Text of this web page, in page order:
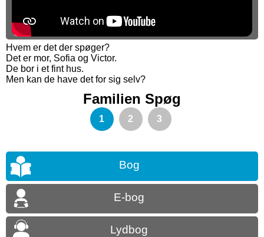
Hvem er det der spøger?
Det er mor, Sofia og Victor.
De bor i et fint hus.
Men kan de have det for sig selv?
Familien Spøg
1 2 3
Bog
E-bog
Lydbog